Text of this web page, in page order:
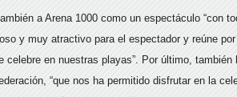
a Arena 1000 como un espectáculo “con
y muy atractivo para el espectador y reúne
celebre en nuestras playas”. Por último,
“que nos ha permitido disfrutar en la